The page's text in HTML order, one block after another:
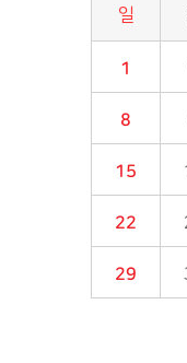
시정소식>시정 캘린더 게시판의 (2017년 10월) 달력형태로 일정명, 일정내용을 제공합니다.
일
1
8
15
22
29